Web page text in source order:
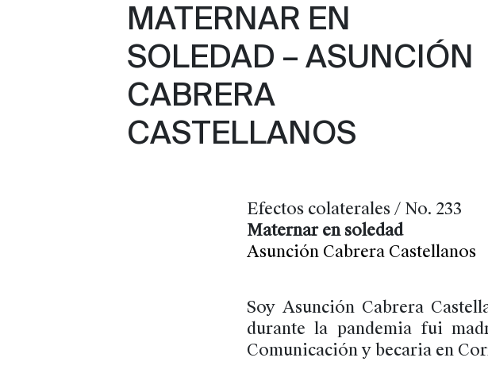
MATERNAR EN
SOLEDAD – ASUNCIÓN
CABRERA
CASTELLANOS
Efectos colaterales / No. 233
Maternar en soledad
Asunción Cabrera Castellanos
Soy Asunción Cabrera
durante la pandemia fui
Comunicación y becaria en